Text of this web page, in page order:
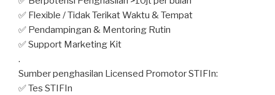
✅ Flexible / Tidak Terikat Waktu & Tempat
✅ Pendampingan & Mentoring Rutin
✅ Support Marketing Kit
.
Sumber penghasilan Licensed Promotor STIFIn:
✅ Tes STIFIn